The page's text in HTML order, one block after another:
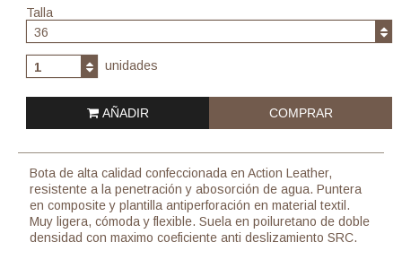
Talla
36
1 unidades
AÑADIR COMPRAR
Bota de alta calidad confeccionada en Action Leather,
resistente a la penetración y abosorción de agua. Puntera
en composite y plantilla antiperforación en material textil.
Muy ligera, cómoda y flexible. Suela en poiluretano de doble
densidad con maximo coeficiente anti deslizamiento SRC.